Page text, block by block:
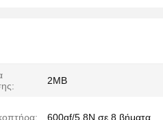
2MB
600gf/5.8N σε 8 βήματα